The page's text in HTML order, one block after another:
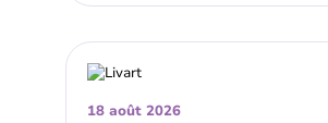
18 août 2026